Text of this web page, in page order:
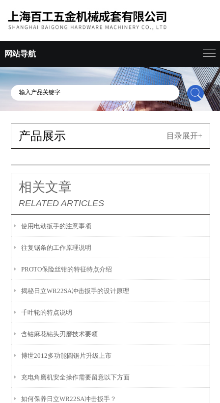
网站导航
产品展示 目录展开+
相关文章
RELATED ARTICLES
使用电动扳手的注意事项
往复锯条的工作原理说明
PROTO保险丝钳的特征特点介绍
揭秘日立WR22SA冲击扳手的设计原理
千叶轮的特点说明
含钴麻花钻头刃磨技术要领
博世2012多功能圆锯片升级上市
充电角磨机安全操作需要留意以下方面
如何保养日立WR22SA冲击扳手？